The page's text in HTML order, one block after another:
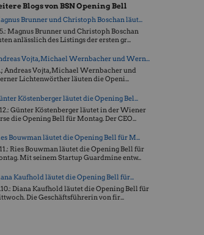
Blogs von BSN Opening Bell
Brunner und Christoph Boschan läut...
Magnus Brunner und Christoph Boschan
anlässlich des Listings der ersten gr...
Vojta, Michael Wernbacher und Wern...
Andreas Vojta, Michael Wernbacher und
Lichtenwörther läuten die Openi...
Köstenberger läutet die Opening Bel...
Günter Köstenberger läutet in der Wiener
die Opening Bell für Montag. Der CEO...
Bouwman läutet die Opening Bell für M...
Ries Bouwman läutet die Opening Bell für
Mit seinem Startup Guardmine entw...
Kaufhold läutet die Opening Bell für...
Diana Kaufhold läutet die Opening Bell für
Die Geschäftsführerin von fir...